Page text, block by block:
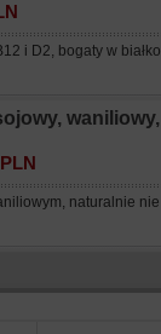
i D2, bogaty w białko
waniliowy,
naturalnie nie